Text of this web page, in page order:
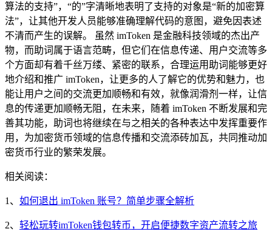
算法的支持”，“的”字清晰地表明了支持的对象是“新的加密算
法”，让其他开发人员能够准确理解代码的意图，避免因表述
不清而产生的误解。 虽然 imToken 是金融科技领域的杰出产
物，而助词属于语言范畴，但它们在信息传递、用户交流等多
个方面却有着千丝万缕、紧密的联系，合理运用助词能够更好
地介绍和推广 imToken，让更多的人了解它的优势和魅力，也
能让用户之间的交流更加顺畅和有效，就像润滑剂一样，让信
息的传递更加顺畅无阻，在未来，随着 imToken 不断发展和完
善其功能，助词也将继续在与之相关的各种表达中发挥重要作
用，为加密货币领域的信息传播和交流添砖加瓦，共同推动加
密货币行业的繁荣发展。
相关阅读：
1、 如何退出 imToken 账号？简单步骤全解析
2、 轻松玩转imToken钱包转币，开启便捷数字资产流转之旅